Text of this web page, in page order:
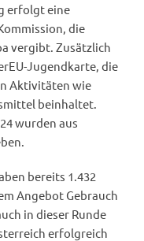
erfolgt eine
die
vergibt. Zusätzlich
Jugendkarte, die
Aktivitäten wie
beinhaltet.
wurden aus
bereits 1.432
Angebot Gebrauch
in dieser Runde
erfolgreich